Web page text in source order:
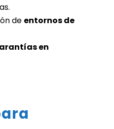
de entornos de
en